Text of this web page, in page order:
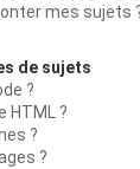
mes sujets
de sujets
?
HTML ?
?
?